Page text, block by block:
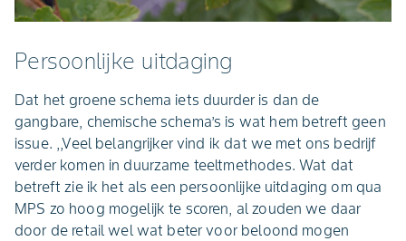
Persoonlijke uitdaging
Dat het groene schema iets duurder is dan de
gangbare, chemische schema’s is wat hem betreft geen
issue. ,,Veel belangrijker vind ik dat we met ons bedrijf
verder komen in duurzame teeltmethodes. Wat dat
betreft zie ik het als een persoonlijke uitdaging om qua
MPS zo hoog mogelijk te scoren, al zouden we daar
door de retail wel wat beter voor beloond mogen